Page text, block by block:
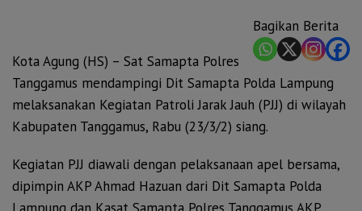
Bagikan Berita
Kota Agung (HS) – Sat Samapta Polres
Tanggamus mendampingi Dit Samapta Polda Lampung
melaksanakan Kegiatan Patroli Jarak Jauh (PJJ) di wilayah
Kabupaten Tanggamus, Rabu (23/3/2) siang.
Kegiatan PJJ diawali dengan pelaksanaan apel bersama,
dipimpin AKP Ahmad Hazuan dari Dit Samapta Polda